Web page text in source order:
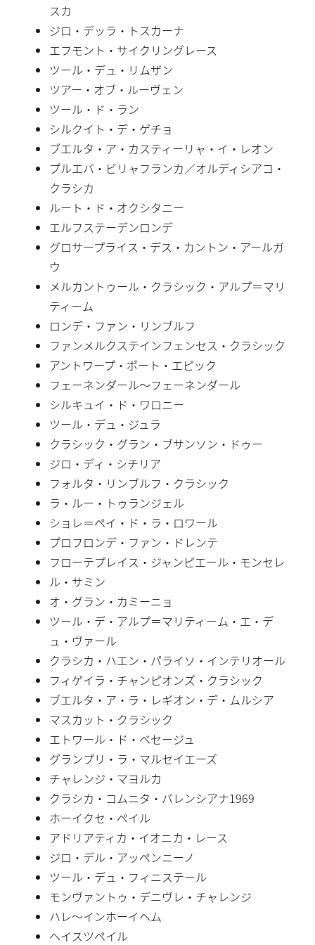
スカ
ジロ・デッラ・トスカーナ
エフモント・サイクリングレース
ツール・デュ・リムザン
ツアー・オブ・ルーヴェン
ツール・ド・ラン
シルクイト・デ・ゲチョ
ブエルタ・ア・カスティーリャ・イ・レオン
プルエバ・ビリャフランカ／オルディシアコ・
クラシカ
ルート・ド・オクシタニー
エルフステーデンロンデ
グロサープライス・デス・カントン・アールガ
ウ
メルカントゥール・クラシック・アルプ＝マリ
ティーム
ロンデ・ファン・リンブルフ
ファンメルクステインフェンセス・クラシック
アントワープ・ポート・エピック
フェーネンダール〜フェーネンダール
シルキュイ・ド・ワロニー
ツール・デュ・ジュラ
クラシック・グラン・ブサンソン・ドゥー
ジロ・ディ・シチリア
フォルタ・リンブルフ・クラシック
ラ・ルー・トゥランジェル
ショレ＝ペイ・ド・ラ・ロワール
プロフロンデ・ファン・ドレンテ
フローテプレイス・ジャンピエール・モンセレ
ル・サミン
オ・グラン・カミーニョ
ツール・デ・アルプ＝マリティーム・エ・デ
ュ・ヴァール
クラシカ・ハエン・パライソ・インテリオール
フィゲイラ・チャンピオンズ・クラシック
ブエルタ・ア・ラ・レギオン・デ・ムルシア
マスカット・クラシック
エトワール・ド・ベセージュ
グランプリ・ラ・マルセイエーズ
チャレンジ・マヨルカ
クラシカ・コムニタ・バレンシアナ1969
ホーイクセ・ペイル
アドリアティカ・イオニカ・レース
ジロ・デル・アッペンニーノ
ツール・デュ・フィニステール
モンヴァントゥ・デニヴレ・チャレンジ
ハレ〜インホーイヘム
ヘイスツペイル